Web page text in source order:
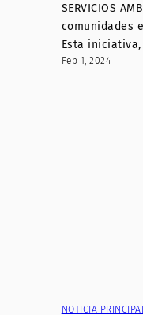
SERVICIOS
comunidades
Esta
Feb 1, 2024
NOTICIA